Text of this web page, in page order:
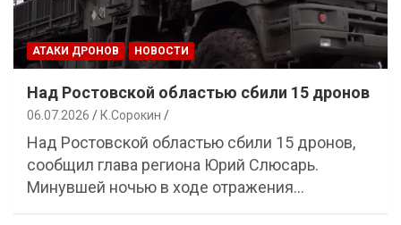
АТАКИ ДРОНОВ НОВОСТИ
Над Ростовской областью сбили 15 дронов
06.07.2026 К.Сорокин
Над Ростовской областью сбили 15 дронов,
сообщил глава региона Юрий Слюсарь.
Минувшей ночью в ходе отражения…